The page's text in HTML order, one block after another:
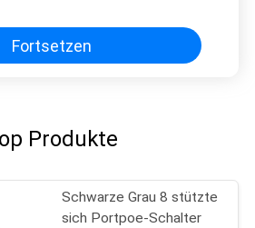
Fortsetzen
Produkte
Schwarze Grau 8 stützte
sich Portpoe-Schalter